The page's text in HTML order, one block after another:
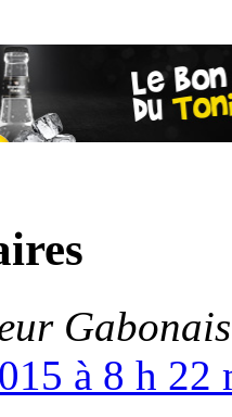
Gabonais
à 8 h 22